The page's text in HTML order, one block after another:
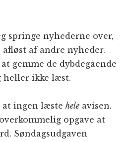
springe nyhederne over,
af andre nyheder.
gemme de dybdegående
heller ikke læst.
at ingen læstehele avisen.
opgave at
Søndagsudgaven